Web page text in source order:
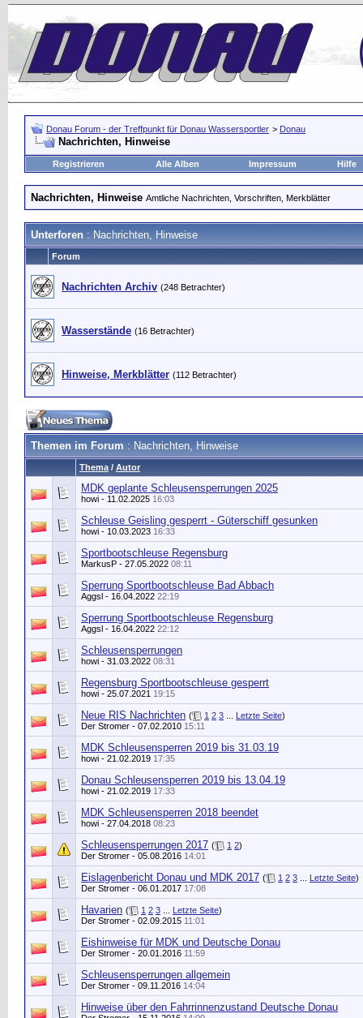
Donau Forum - der Treffpunkt für Donau Wassersportler > Donau
Nachrichten, Hinweise
Registrieren Alle Alben Impressum Hilfe
Nachrichten, Hinweise Amtliche Nachrichten, Vorschriften, Merkblätter
Unterforen : Nachrichten, Hinweise
Forum
Nachrichten Archiv (248 Betrachter)
Wasserstände (16 Betrachter)
Hinweise, Merkblätter (112 Betrachter)
Themen im Forum : Nachrichten, Hinweise
Thema / Autor
MDK geplante Schleusensperrungen 2025
howi - 11.02.2025 16:03
Schleuse Geisling gesperrt - Güterschiff gesunken
howi - 10.03.2023 16:33
Sportbootschleuse Regensburg
MarkusP - 27.05.2022 08:11
Sperrung Sportbootschleuse Bad Abbach
Aggsl - 16.04.2022 22:19
Sperrung Sportbootschleuse Regensburg
Aggsl - 16.04.2022 22:12
Schleusensperrungen
howi - 31.03.2022 08:31
Regensburg Sportbootschleuse gesperrt
howi - 25.07.2021 19:15
Neue RIS Nachrichten ( 1 2 3 Letzte Seite)
Der Stromer - 07.02.2010 15:11
MDK Schleusensperren 2019 bis 31.03.19
howi - 21.02.2019 17:35
Donau Schleusensperren 2019 bis 13.04.19
howi - 21.02.2019 17:33
MDK Schleusensperren 2018 beendet
howi - 27.04.2018 08:23
Schleusensperrungen 2017 ( 1 2)
Der Stromer - 05.08.2016 14:01
Eislagenbericht Donau und MDK 2017 ( 1 2 3 Letzte Seite)
Der Stromer - 06.01.2017 17:08
Havarien ( 1 2 3 Letzte Seite)
Der Stromer - 02.09.2015 11:01
Eishinweise für MDK und Deutsche Donau
Der Stromer - 20.01.2016 11:59
Schleusensperrungen allgemein
Der Stromer - 09.11.2016 14:04
Hinweise über den Fahrrinnenzustand Deutsche Donau